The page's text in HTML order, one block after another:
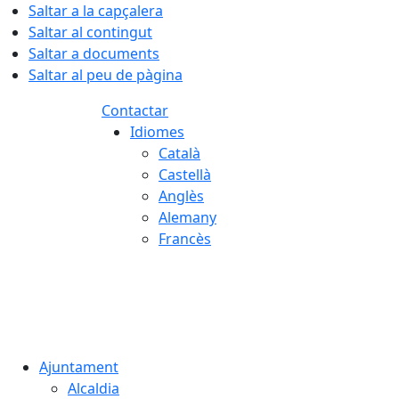
Saltar a la capçalera
Saltar al contingut
Saltar a documents
Saltar al peu de pàgina
Contactar
Idiomes
Català
Castellà
Anglès
Alemany
Francès
Ajuntament
Alcaldia